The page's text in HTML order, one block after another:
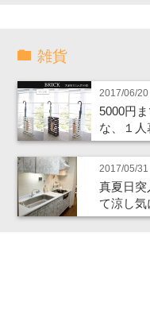
雑貨
2017/06/20
5000円
な、１人
2017/05/31
真夏日突
て涼し気